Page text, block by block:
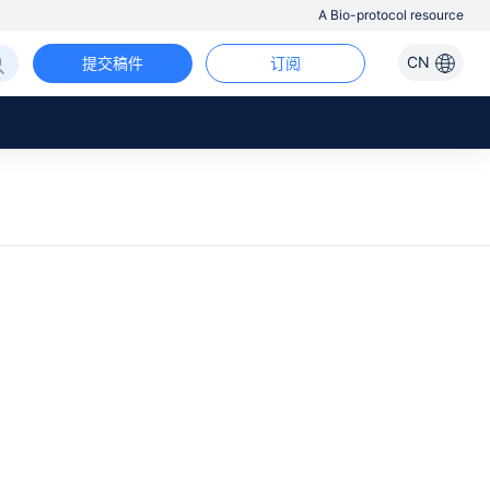
A Bio-protocol resource
CN
订阅
提交稿件